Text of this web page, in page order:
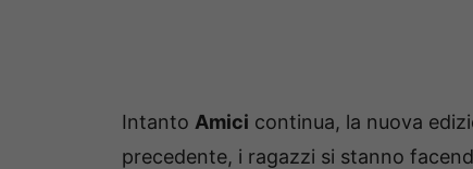
Intanto Amici continua, la nuova
precedente, i ragazzi si stanno